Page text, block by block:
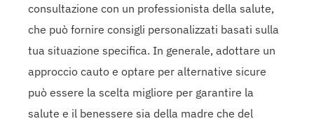
consultazione con un professionista della salute,
che può fornire consigli personalizzati basati sulla
tua situazione specifica. In generale, adottare un
approccio cauto e optare per alternative sicure
può essere la scelta migliore per garantire la
salute e il benessere sia della madre che del